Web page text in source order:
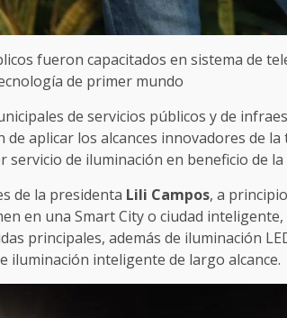
fueron capacitados en sistema de
de primer mundo
de servicios públicos y de
de aplicar los alcances innovadores de
servicio de iluminación en beneficio de la
de la presidenta Lili Campos, a
en una Smart City o ciudad
principales, además de iluminación
iluminación inteligente de largo alcance.